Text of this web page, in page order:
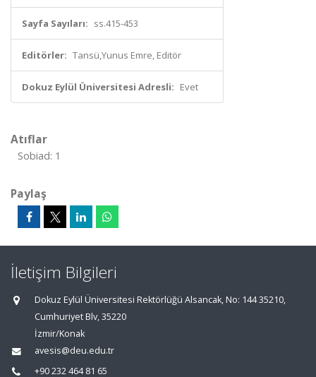
Sayfa Sayıları: ss.415-453
Editörler: Tansü,Yunus Emre, Editör
Dokuz Eylül Üniversitesi Adresli: Evet
Atıflar
Sobiad: 1
Paylaş
İletişim Bilgileri
Dokuz Eylül Üniversitesi Rektörlüğü Alsancak, No: 144 35210,
Cumhuriyet Blv, 35220
İzmir/Konak
avesis@deu.edu.tr
+90 232 464 81 65